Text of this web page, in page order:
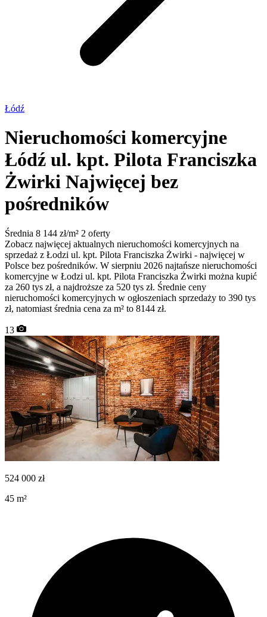
Łódź
Nieruchomości komercyjne
Łódź ul. kpt. Pilota Franciszka
Żwirki Najwięcej bez
pośredników
Średnia 8 144 zł/m² 2 oferty
Zobacz najwięcej aktualnych nieruchomości komercyjnych na
sprzedaż z Łodzi ul. kpt. Pilota Franciszka Żwirki - najwięcej w
Polsce bez pośredników. W sierpniu 2026 najtańsze nieruchomości
komercyjne w Łodzi ul. kpt. Pilota Franciszka Żwirki można kupić
za 260 tys zł, a najdroższe za 520 tys zł. Średnie ceny
nieruchomości komercyjnych w ogłoszeniach sprzedaży to 390 tys
zł, natomiast średnia cena za m² to 8144 zł.
13
524 000 zł
45 m²